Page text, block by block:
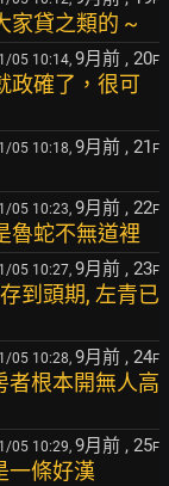
家貸之類的 ~
05 10:14, 9月前 , 20F
政確了，很可
05 10:18, 9月前 , 21 F
05 10:23, 9月前 , 22F
魯蛇不無道裡
05 10:27, 9月前 , 23F
到頭期, 左青已
05 10:28, 9月前 , 24F
者根本開無人高
05 10:29, 9月前 , 25F
一條好漢